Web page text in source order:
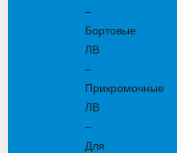
–
Бортовые
ЛВ
–
Прикромочные
ЛВ
–
Для